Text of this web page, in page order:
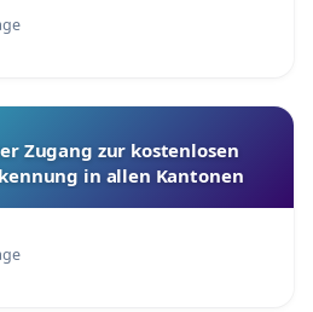
Zugang zur kostenlosen
in allen Kantonen